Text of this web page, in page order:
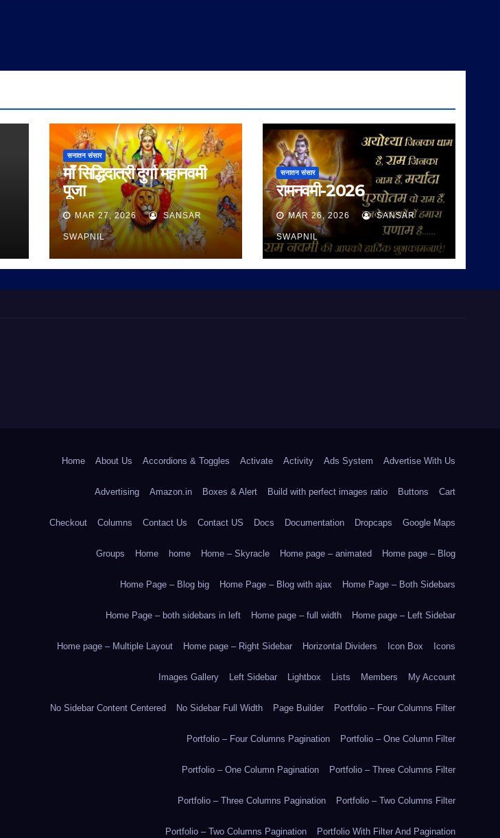
सनातन संसार
माँ सिद्धिदात्री दुर्गा महानवमी
पूजा
MAR 27, 2026 SANSAR
SWAPNIL
सनातन संसार
रामनवमी-2026
MAR 26, 2026 SANSAR
SWAPNIL
Home About Us Accordions & Toggles Activate Activity Ads System Advertise With Us
Advertising Amazon.in Boxes & Alert Build with perfect images ratio Buttons Cart
Checkout Columns Contact Us Contact US Docs Documentation Dropcaps Google Maps
Groups Home home Home – Skyracle Home page – animated Home page – Blog
Home Page – Blog big Home Page – Blog with ajax Home Page – Both Sidebars
Home Page – both sidebars in left Home page – full width Home page – Left Sidebar
Home page – Multiple Layout Home page – Right Sidebar Horizontal Dividers Icon Box Icons
Images Gallery Left Sidebar Lightbox Lists Members My Account
No Sidebar Content Centered No Sidebar Full Width Page Builder Portfolio – Four Columns Filter
Portfolio – Four Columns Pagination Portfolio – One Column Filter
Portfolio – One Column Pagination Portfolio – Three Columns Filter
Portfolio – Three Columns Pagination Portfolio – Two Columns Filter
Portfolio – Two Columns Pagination Portfolio With Filter And Pagination